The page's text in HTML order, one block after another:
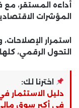
أداءه المستقر،
المؤشرات
استمرار
التحول الرقمي،
اخترنا لك:
في أكبر سوق مالي